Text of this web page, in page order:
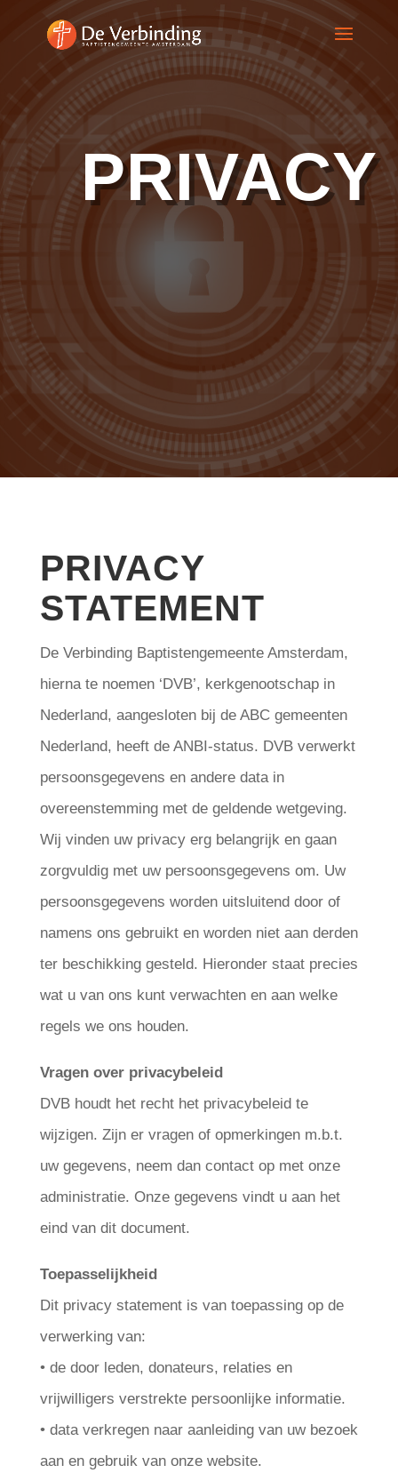
PRIVACY
PRIVACY
STATEMENT
De Verbinding Baptistengemeente Amsterdam,
hierna te noemen ‘DVB’, kerkgenootschap in
Nederland, aangesloten bij de ABC gemeenten
Nederland, heeft de ANBI-status. DVB verwerkt
persoonsgegevens en andere data in
overeenstemming met de geldende wetgeving.
Wij vinden uw privacy erg belangrijk en gaan
zorgvuldig met uw persoonsgegevens om. Uw
persoonsgegevens worden uitsluitend door of
namens ons gebruikt en worden niet aan derden
ter beschikking gesteld. Hieronder staat precies
wat u van ons kunt verwachten en aan welke
regels we ons houden.
Vragen over privacybeleid
DVB houdt het recht het privacybeleid te
wijzigen. Zijn er vragen of opmerkingen m.b.t.
uw gegevens, neem dan contact op met onze
administratie. Onze gegevens vindt u aan het
eind van dit document.
Toepasselijkheid
Dit privacy statement is van toepassing op de
verwerking van:
• de door leden, donateurs, relaties en
vrijwilligers verstrekte persoonlijke informatie.
• data verkregen naar aanleiding van uw bezoek
aan en gebruik van onze website.